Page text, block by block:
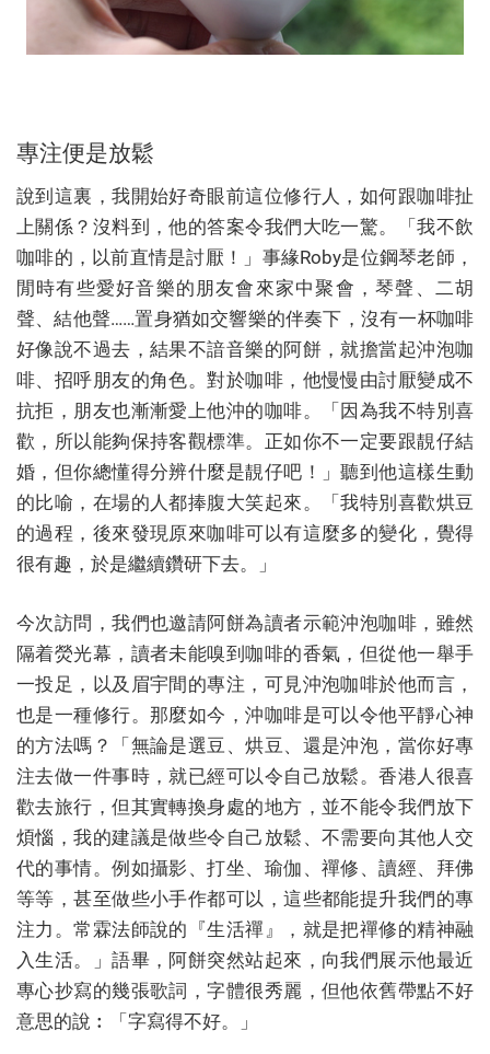
專注便是放鬆
說到這裏，我開始好奇眼前這位修行人，如何跟咖啡扯
上關係？沒料到，他的答案令我們大吃一驚。「我不飲
咖啡的，以前直情是討厭！」事緣Roby是位鋼琴老師，
閒時有些愛好音樂的朋友會來家中聚會，琴聲、二胡
聲、結他聲……置身猶如交響樂的伴奏下，沒有一杯咖啡
好像說不過去，結果不諳音樂的阿餅，就擔當起沖泡咖
啡、招呼朋友的角色。對於咖啡，他慢慢由討厭變成不
抗拒，朋友也漸漸愛上他沖的咖啡。「因為我不特別喜
歡，所以能夠保持客觀標準。正如你不一定要跟靚仔結
婚，但你總懂得分辨什麼是靚仔吧！」聽到他這樣生動
的比喻，在場的人都捧腹大笑起來。「我特別喜歡烘豆
的過程，後來發現原來咖啡可以有這麼多的變化，覺得
很有趣，於是繼續鑽研下去。」
今次訪問，我們也邀請阿餅為讀者示範沖泡咖啡，雖然
隔着熒光幕，讀者未能嗅到咖啡的香氣，但從他一舉手
一投足，以及眉宇間的專注，可見沖泡咖啡於他而言，
也是一種修行。那麼如今，沖咖啡是可以令他平靜心神
的方法嗎？「無論是選豆、烘豆、還是沖泡，當你好專
注去做一件事時，就已經可以令自己放鬆。香港人很喜
歡去旅行，但其實轉換身處的地方，並不能令我們放下
煩惱，我的建議是做些令自己放鬆、不需要向其他人交
代的事情。例如攝影、打坐、瑜伽、禪修、讀經、拜佛
等等，甚至做些小手作都可以，這些都能提升我們的專
注力。常霖法師說的『生活禪』，就是把禪修的精神融
入生活。」語畢，阿餅突然站起來，向我們展示他最近
專心抄寫的幾張歌詞，字體很秀麗，但他依舊帶點不好
意思的說︰「字寫得不好。」